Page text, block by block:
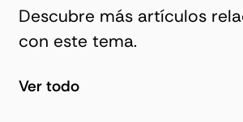
Descubre más artículos
con este tema.
Ver todo